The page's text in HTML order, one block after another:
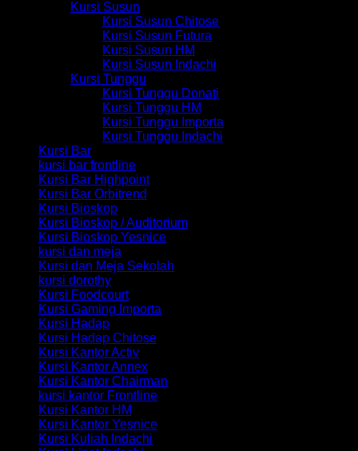
Kursi Susun
Kursi Susun Chitose
Kursi Susun Futura
Kursi Susun HM
Kursi Susun Indachi
Kursi Tunggu
Kursi Tunggu Donati
Kursi Tunggu HM
Kursi Tunggu Importa
Kursi Tunggu Indachi
Kursi Bar
kursi bar frontline
Kursi Bar Highpoint
Kursi Bar Orbitrend
Kursi Bioskop
Kursi Bioskop / Auditorium
Kursi Bioskop Yesnice
kursi dan meja
Kursi dan Meja Sekolah
kursi dorothy
Kursi Foodcourt
Kursi Gaming Importa
Kursi Hadap
Kursi Hadap Chitose
Kursi Kantor Activ
Kursi Kantor Annex
Kursi Kantor Chairman
kursi kantor Frontline
Kursi Kantor HM
Kursi Kantor Yesnice
Kursi Kuliah Indachi